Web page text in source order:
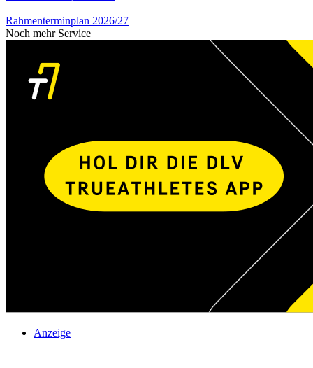
Rahmenterminplan 2026/27
Noch mehr Service
Anzeige